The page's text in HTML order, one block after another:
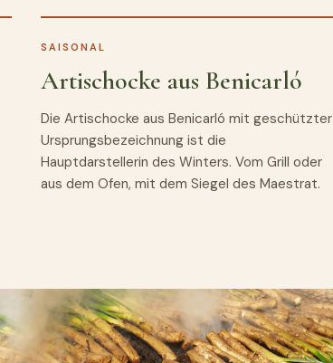
SAISONAL
Artischocke aus Benicarló
Die Artischocke aus Benicarló mit geschützter
Ursprungsbezeichnung ist die
Hauptdarstellerin des Winters. Vom Grill oder
aus dem Ofen, mit dem Siegel des Maestrat.